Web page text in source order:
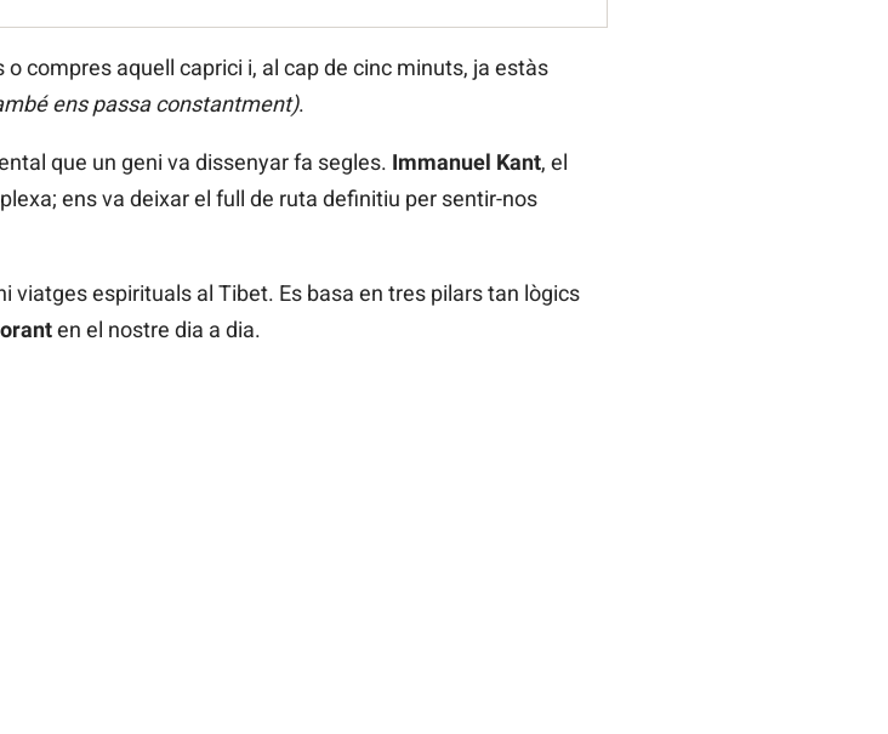
compres aquell caprici i, al cap de cinc minuts, ja estàs
ens passa constantment).
que un geni va dissenyar fa segles. Immanuel Kant, el
ens va deixar el full de ruta definitiu per sentir-nos
viatges espirituals al Tibet. Es basa en tres pilars tan lògics
en el nostre dia a dia.